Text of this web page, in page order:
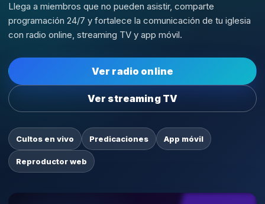
Llega a miembros que no pueden asistir, comparte
programación 24/7 y fortalece la comunicación de tu iglesia
con radio online, streaming TV y app móvil.
Ver radio online
Ver streaming TV
Cultos en vivo Predicaciones App móvil
Reproductor web